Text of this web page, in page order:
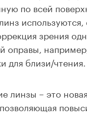
по всей
используются,
зрения
оправы,
для близи/чтения.
линзы – это